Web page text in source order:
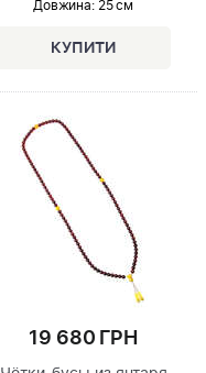
Довжина:25 см
19 680 ГРН